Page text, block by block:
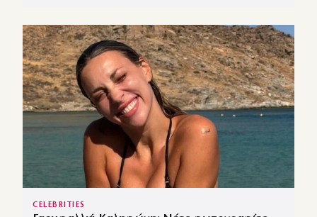
CELEBRITIES